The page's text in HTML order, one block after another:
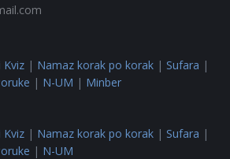
Kviz | Namaz korak po korak | Sufara |
| N-UM | Minber
Kviz | Namaz korak po korak | Sufara |
| N-UM